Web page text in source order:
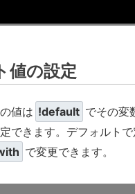
値の設定
値は !default でその変
できます。デフォルト
で変更できます。